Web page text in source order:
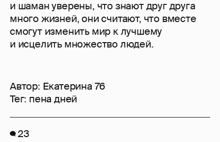
и шаман уверены, что знают друг друга
много жизней, они считают, что вместе
смогут изменить мир к лучшему
и исцелить множество людей.
Автор: Екатерина 76
Тег: пена дней
23